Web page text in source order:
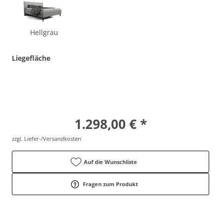
Hellgrau
Liegefläche
1.298,00 € *
zzgl. Liefer-/Versandkosten
Auf die Wunschliste
Fragen zum Produkt